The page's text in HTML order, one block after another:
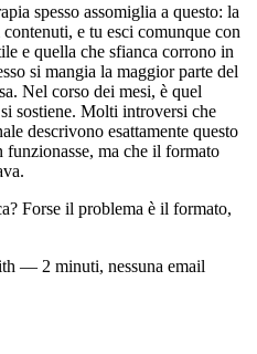
spesso assomiglia a questo: la
e tu esci comunque con
e quella che sfianca corrono in
si mangia la maggior parte del
Nel corso dei mesi, è quel
sostiene. Molti introversi che
descrivono esattamente questo
ma che il formato
Forse il problema è il formato,
— 2 minuti, nessuna email